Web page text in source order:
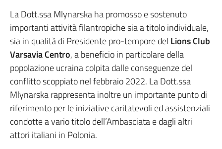
La Dott.ssa Mlynarska ha promosso e sostenuto
importanti attività filantropiche sia a titolo individuale,
sia in qualità di Presidente pro-tempore del Lions Club
Varsavia Centro, a beneficio in particolare della
popolazione ucraina colpita dalle conseguenze del
conflitto scoppiato nel febbraio 2022. La Dott.ssa
Mlynarska rappresenta inoltre un importante punto di
riferimento per le iniziative caritatevoli ed assistenziali
condotte a vario titolo dell’Ambasciata e dagli altri
attori italiani in Polonia.